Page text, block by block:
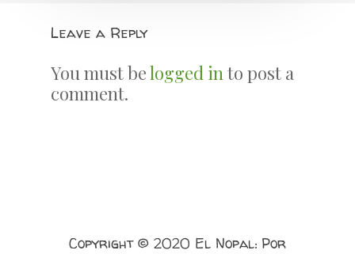
Leave a Reply
You must belogged into post a
comment.
Copyright © 2020 El Nopal: Por